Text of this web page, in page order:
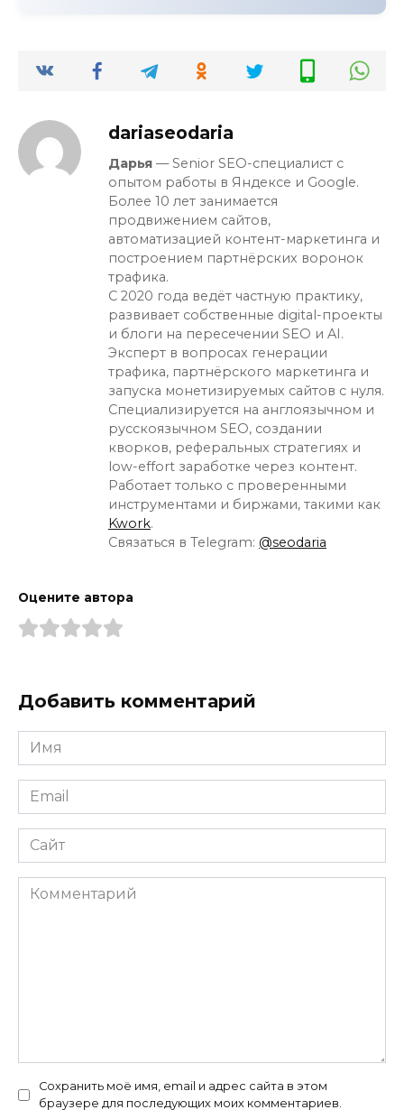
dariaseodaria
Дарья — Senior SEO-специалист с
опытом работы в Яндексе и Google.
Более 10 лет занимается
продвижением сайтов,
автоматизацией контент-маркетинга и
построением партнёрских воронок
трафика.
С 2020 года ведёт частную практику,
развивает собственные digital-проекты
и блоги на пересечении SEO и AI.
Эксперт в вопросах генерации
трафика, партнёрского маркетинга и
запуска монетизируемых сайтов с нуля.
Специализируется на англоязычном и
русскоязычном SEO, создании
кворков, реферальных стратегиях и
low-effort заработке через контент.
Работает только с проверенными
инструментами и биржами, такими как
Kwork.
Связаться в Telegram: @seodaria
Оцените автора
Добавить комментарий
Имя
*
Email
*
Сайт
Комментарий
Сохранить моё имя, email и адрес сайта в этом
браузере для последующих моих комментариев.